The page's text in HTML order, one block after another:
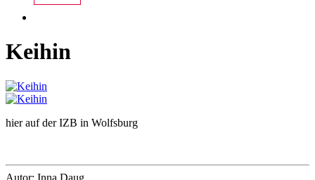
Keihin
hier auf der IZB in Wolfsburg
Autor: Inna Daug